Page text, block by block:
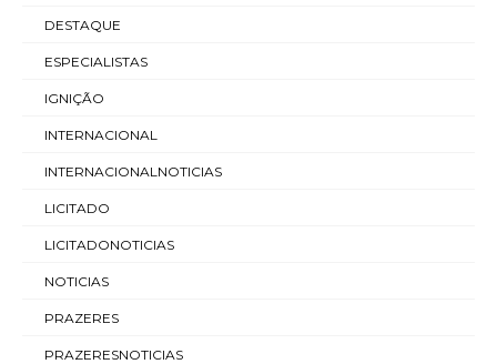
DESTAQUE
ESPECIALISTAS
IGNIÇÃO
INTERNACIONAL
INTERNACIONALNOTICIAS
LICITADO
LICITADONOTICIAS
NOTICIAS
PRAZERES
PRAZERESNOTICIAS